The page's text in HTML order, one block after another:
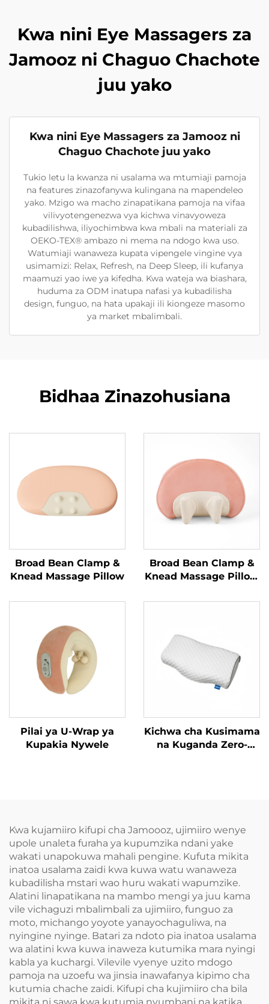
Kwa nini Eye Massagers za
Jamooz ni Chaguo Chachote
juu yako
Kwa nini Eye Massagers za Jamooz ni
Chaguo Chachote juu yako
Tukio letu la kwanza ni usalama wa mtumiaji pamoja
na features zinazofanywa kulingana na mapendeleo
yako. Mzigo wa macho zinapatikana pamoja na vifaa
vilivyotengenezwa vya kichwa vinavyoweza
kubadilishwa, iliyochimbwa kwa mbali na materiali za
OEKO-TEX® ambazo ni mema na ndogo kwa uso.
Watumiaji wanaweza kupata vipengele vingine vya
usimamizi: Relax, Refresh, na Deep Sleep, ili kufanya
maamuzi yao iwe ya kifedha. Kwa wateja wa biashara,
huduma za ODM inatupa nafasi ya kubadilisha
design, funguo, na hata upakaji ili kiongeze masomo
ya market mbalimbali.
Bidhaa Zinazohusiana
Broad Bean Clamp &
Knead Massage Pillow
Broad Bean Clamp &
Knead Massage Pillow
Pilai ya U-Wrap ya
Kupakia Nywele
Kichwa cha Kusimama
na Kuganda Zero-
Kwa kujamiiro kifupi cha Jamoooz, ujimiiro wenye
upole unaleta furaha ya kupumzika ndani yake
wakati unapokuwa mahali pengine. Kufuta mikita
inatoa usalama zaidi kwa kuwa watu wanaweza
kubadilisha mstari wao huru wakati wapumzike.
Alatini linapatikana na mambo mengi ya juu kama
vile vichaguzi mbalimbali za ujimiiro, funguo za
moto, michango yoyote yanayochaguliwa, na
nyingine nyinge. Batari za ndoto pia inatoa usalama
wa alatini kwa kuwa inaweza kutumika mara nyingi
kabla ya kuchargi. Vilevile vyenye uzito mdogo
pamoja na uzoefu wa jinsia inawafanya kipimo cha
kutumia chache zaidi. Kifupi cha kujimiiro cha bila